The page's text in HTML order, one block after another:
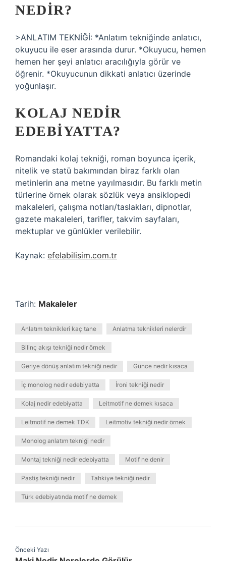
NEDIR?
>ANLATIM TEKNİĞİ: *Anlatım tekniğinde anlatıcı,
okuyucu ile eser arasında durur. *Okuyucu, hemen
hemen her şeyi anlatıcı aracılığıyla görür ve
öğrenir. *Okuyucunun dikkati anlatıcı üzerinde
yoğunlaşır.
KOLAJ NEDIR
EDEBIYATTA?
Romandaki kolaj tekniği, roman boyunca içerik,
nitelik ve statü bakımından biraz farklı olan
metinlerin ana metne yayılmasıdır. Bu farklı metin
türlerine örnek olarak sözlük veya ansiklopedi
makaleleri, çalışma notları/taslakları, dipnotlar,
gazete makaleleri, tarifler, takvim sayfaları,
mektuplar ve günlükler verilebilir.
Kaynak: efelabilisim.com.tr
Tarih: Makaleler
Anlatım teknikleri kaç tane Anlatma teknikleri nelerdir
Bilinç akışı tekniği nedir örnek
Geriye dönüş anlatım tekniği nedir Günce nedir kısaca
İç monolog nedir edebiyatta İroni tekniği nedir
Kolaj nedir edebiyatta Leitmotif ne demek kısaca
Leitmotif ne demek TDK Leitmotiv tekniği nedir örnek
Monolog anlatım tekniği nedir
Montaj tekniği nedir edebiyatta Motif ne denir
Pastiş tekniği nedir Tahkiye tekniği nedir
Türk edebiyatında motif ne demek
Önceki Yazı